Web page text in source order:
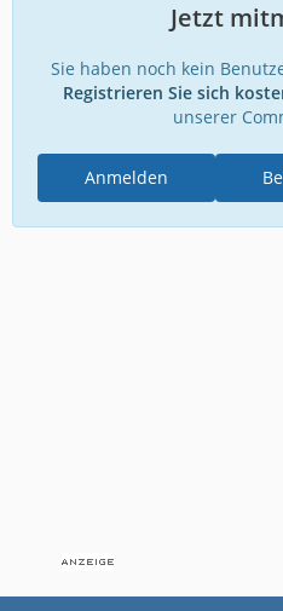
Jetzt
Sie haben noch kein
Registrieren Sie sich
unserer
Anmelden